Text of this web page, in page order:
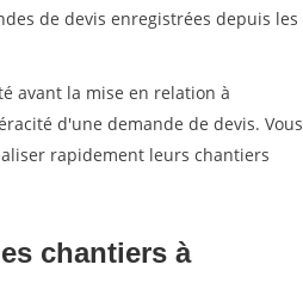
de devis enregistrées depuis les
avant la mise en relation à
d'une demande de devis. Vous
rapidement leurs chantiers
chantiers à